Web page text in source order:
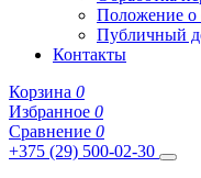
Положение о
Публичный
Контакты
Корзина 0
Избранное 0
Сравнение 0
+375 (29) 500-02-30